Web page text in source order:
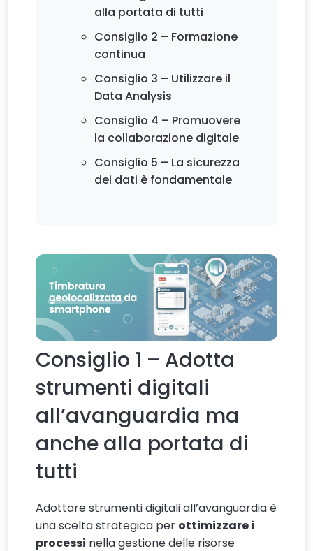
alla portata di tutti
Consiglio 2 – Formazione
continua
Consiglio 3 – Utilizzare il
Data Analysis
Consiglio 4 – Promuovere
la collaborazione digitale
Consiglio 5 – La sicurezza
dei dati è fondamentale
Consiglio 1 – Adotta
strumenti digitali
all’avanguardia ma
anche alla portata di
tutti
Adottare strumenti digitali all’avanguardia è
una scelta strategica per ottimizzare i
processi nella gestione delle risorse